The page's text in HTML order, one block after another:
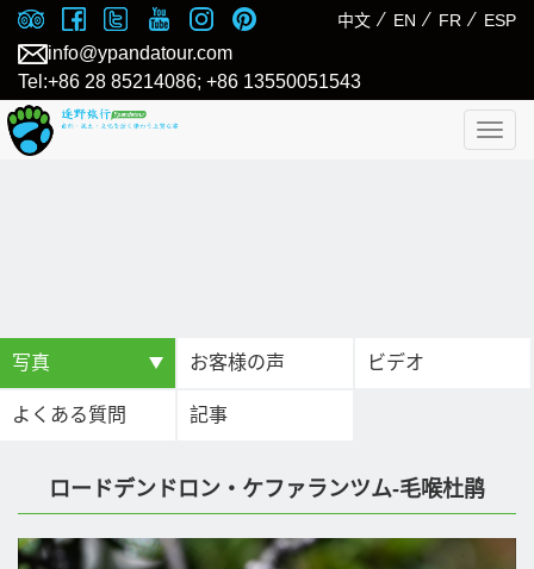
中文 ⁄ EN ⁄ FR ⁄ ESP
info@ypandatour.com
Tel:+86 28 85214086; +86 13550051543
写真 お客様の声 ビデオ
よくある質問 記事
ロードデンドロン・ケファランツム-毛喉杜鹃